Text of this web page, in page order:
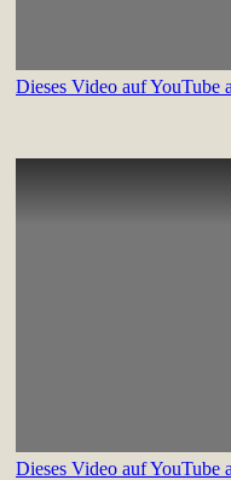
Dieses Video auf YouTube
Dieses Video auf YouTube